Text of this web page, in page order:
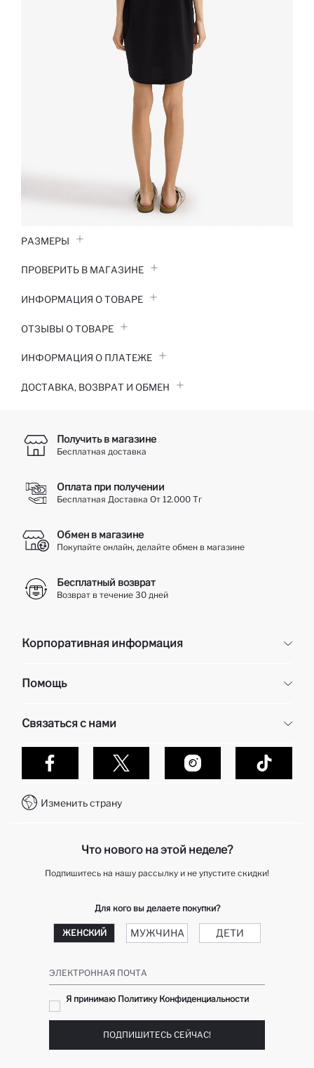
РАЗМЕРЫ
ПРОВЕРИТЬ В МАГАЗИНЕ
ИНФОРМАЦИЯ О ТОВАРЕ
ОТЗЫВЫ О ТОВАРЕ
ИНФОРМАЦИЯ О ПЛАТЕЖЕ
ДОСТАВКА, ВОЗВРАТ И ОБМЕН
Получить в магазине
Бесплатная доставка
Оплата при получении
Бесплатная Доставка От 12.000 Тг
Обмен в магазине
Покупайте онлайн, делайте обмен в магазине
Бесплатный возврат
Возврат в течение 30 дней
Корпоративная информация
О нас
Контакты
Помощь
Доставка и возврат
Оплата при получени
Политика конфиденциальности
Как делаются покупки в Дефакто?
Клуб подарков
Связаться с нами
Обслуживание клиентов
Контакты
Колл-центр +7 727 357 40 55
Изменить страну
Что нового на этой неделе?
Подпишитесь на нашу рассылку и не упустите скидки!
Для кого вы делаете покупки?
ЖЕНСКИЙ МУЖЧИНА ДЕТИ
ЭЛЕКТРОННАЯ ПОЧТА
Я принимаю Политику Конфиденциальности
ПОДПИШИТЕСЬ СЕЙЧАС!